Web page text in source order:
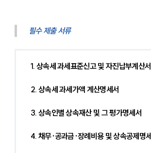
필수 제출 서류
1. 상속세 과세표준신고 및 자진납부계산서
2. 상속세 과세가액 계산명세서
3. 상속인별 상속재산 및 그 평가명세서
4. 채무·공과금·장례비용 및 상속공제명